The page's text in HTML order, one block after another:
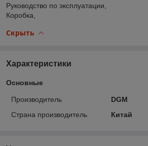
Руководство по эксплуатации,
Коробка,
Скрыть
Характеристики
Основные
Производитель
DGM
Страна производитель
Китай